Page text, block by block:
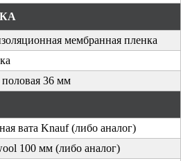
мембранная пленка
половая 36 мм
вата Knauf (либо аналог)
100 мм (либо аналог)